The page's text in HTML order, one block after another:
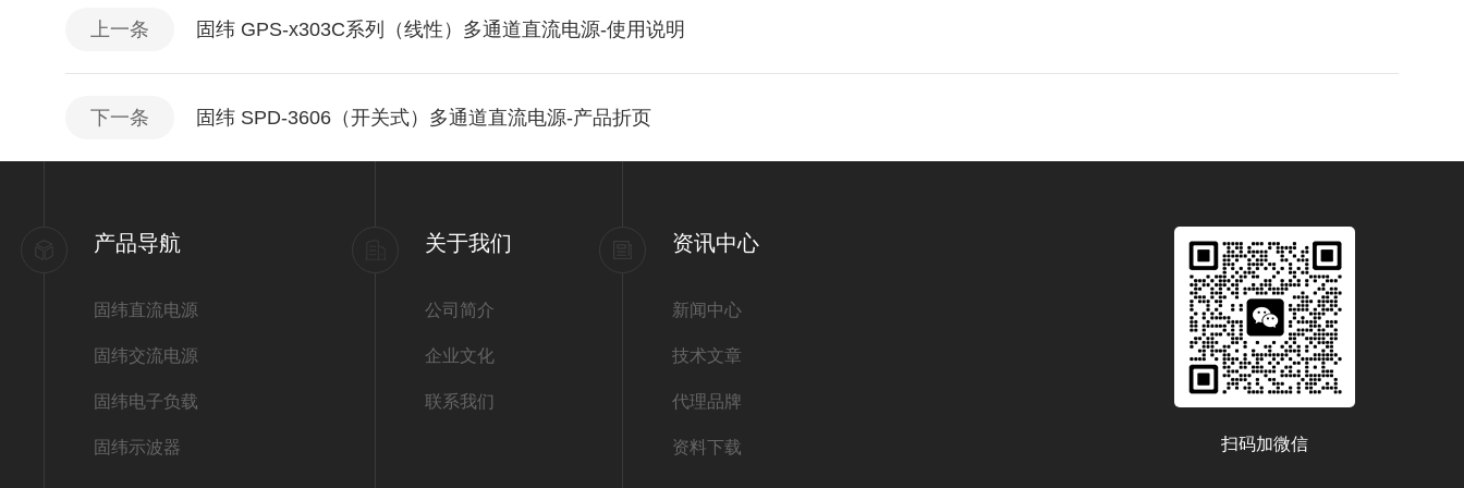
上一条 固纬 GPS-x303C系列（线性）多通道直流电源-使用说明
下一条 固纬 SPD-3606（开关式）多通道直流电源-产品折页
产品导航
固纬直流电源
固纬交流电源
固纬电子负载
固纬示波器
关于我们
公司简介
企业文化
联系我们
资讯中心
新闻中心
技术文章
代理品牌
资料下载 扫码加微信